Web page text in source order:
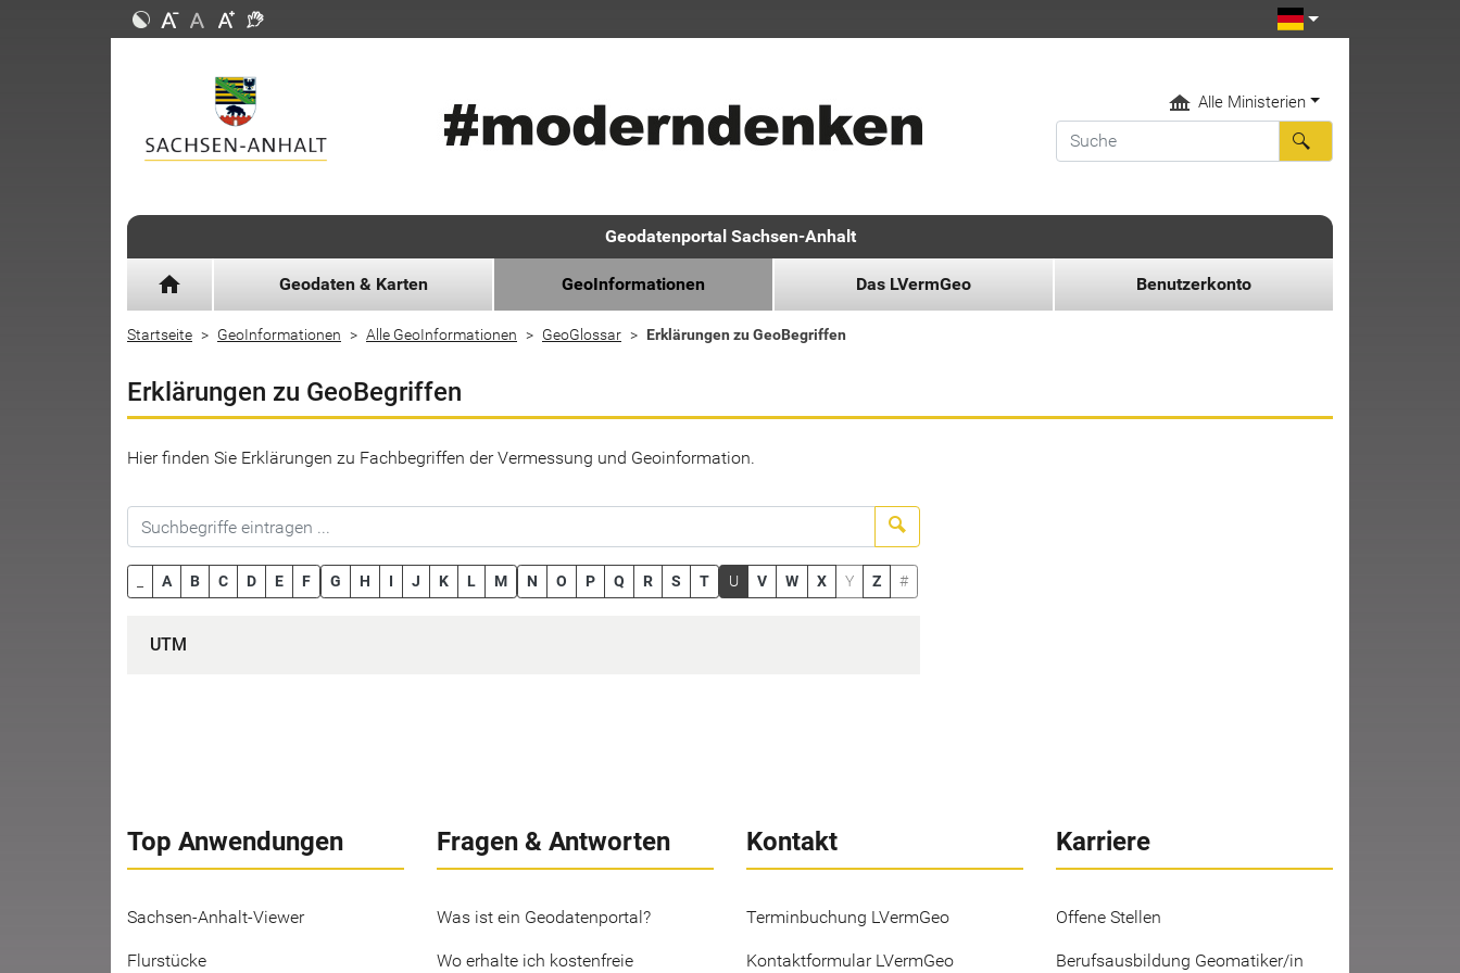
Alle Ministerien
Geodatenportal Sachsen-Anhalt
home Geodaten & Karten GeoInformationen Das LVermGeo Benutzerkonto
Startseite GeoInformationen Alle GeoInformationen GeoGlossar Erklärungen zu GeoBegriffen
Erklärungen zu GeoBegriffen
Hier finden Sie Erklärungen zu Fachbegriffen der Vermessung und Geoinformation.
A B C D E F G H I J K L M N O P Q R S T U V W X Y Z #
UTM
Top Anwendungen
Sachsen-Anhalt-Viewer
Flurstücke
Fragen & Antworten
Was ist ein Geodatenportal?
Wo erhalte ich kostenfreie
Kontakt
Terminbuchung LVermGeo
Kontaktformular LVermGeo
Karriere
Offene Stellen
Berufsausbildung Geomatiker/in